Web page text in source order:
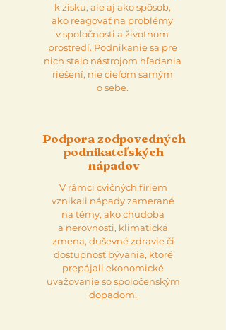
k zisku, ale aj ako spôsob,
ako reagovať na problémy
v spoločnosti a životnom
prostredí. Podnikanie sa pre
nich stalo nástrojom hľadania
riešení, nie cieľom samým
o sebe.
Podpora zodpovedných
podnikateľských
nápadov
V rámci cvičných firiem
vznikali nápady zamerané
na témy, ako chudoba
a nerovnosti, klimatická
zmena, duševné zdravie či
dostupnosť bývania, ktoré
prepájali ekonomické
uvažovanie so spoločenským
dopadom.